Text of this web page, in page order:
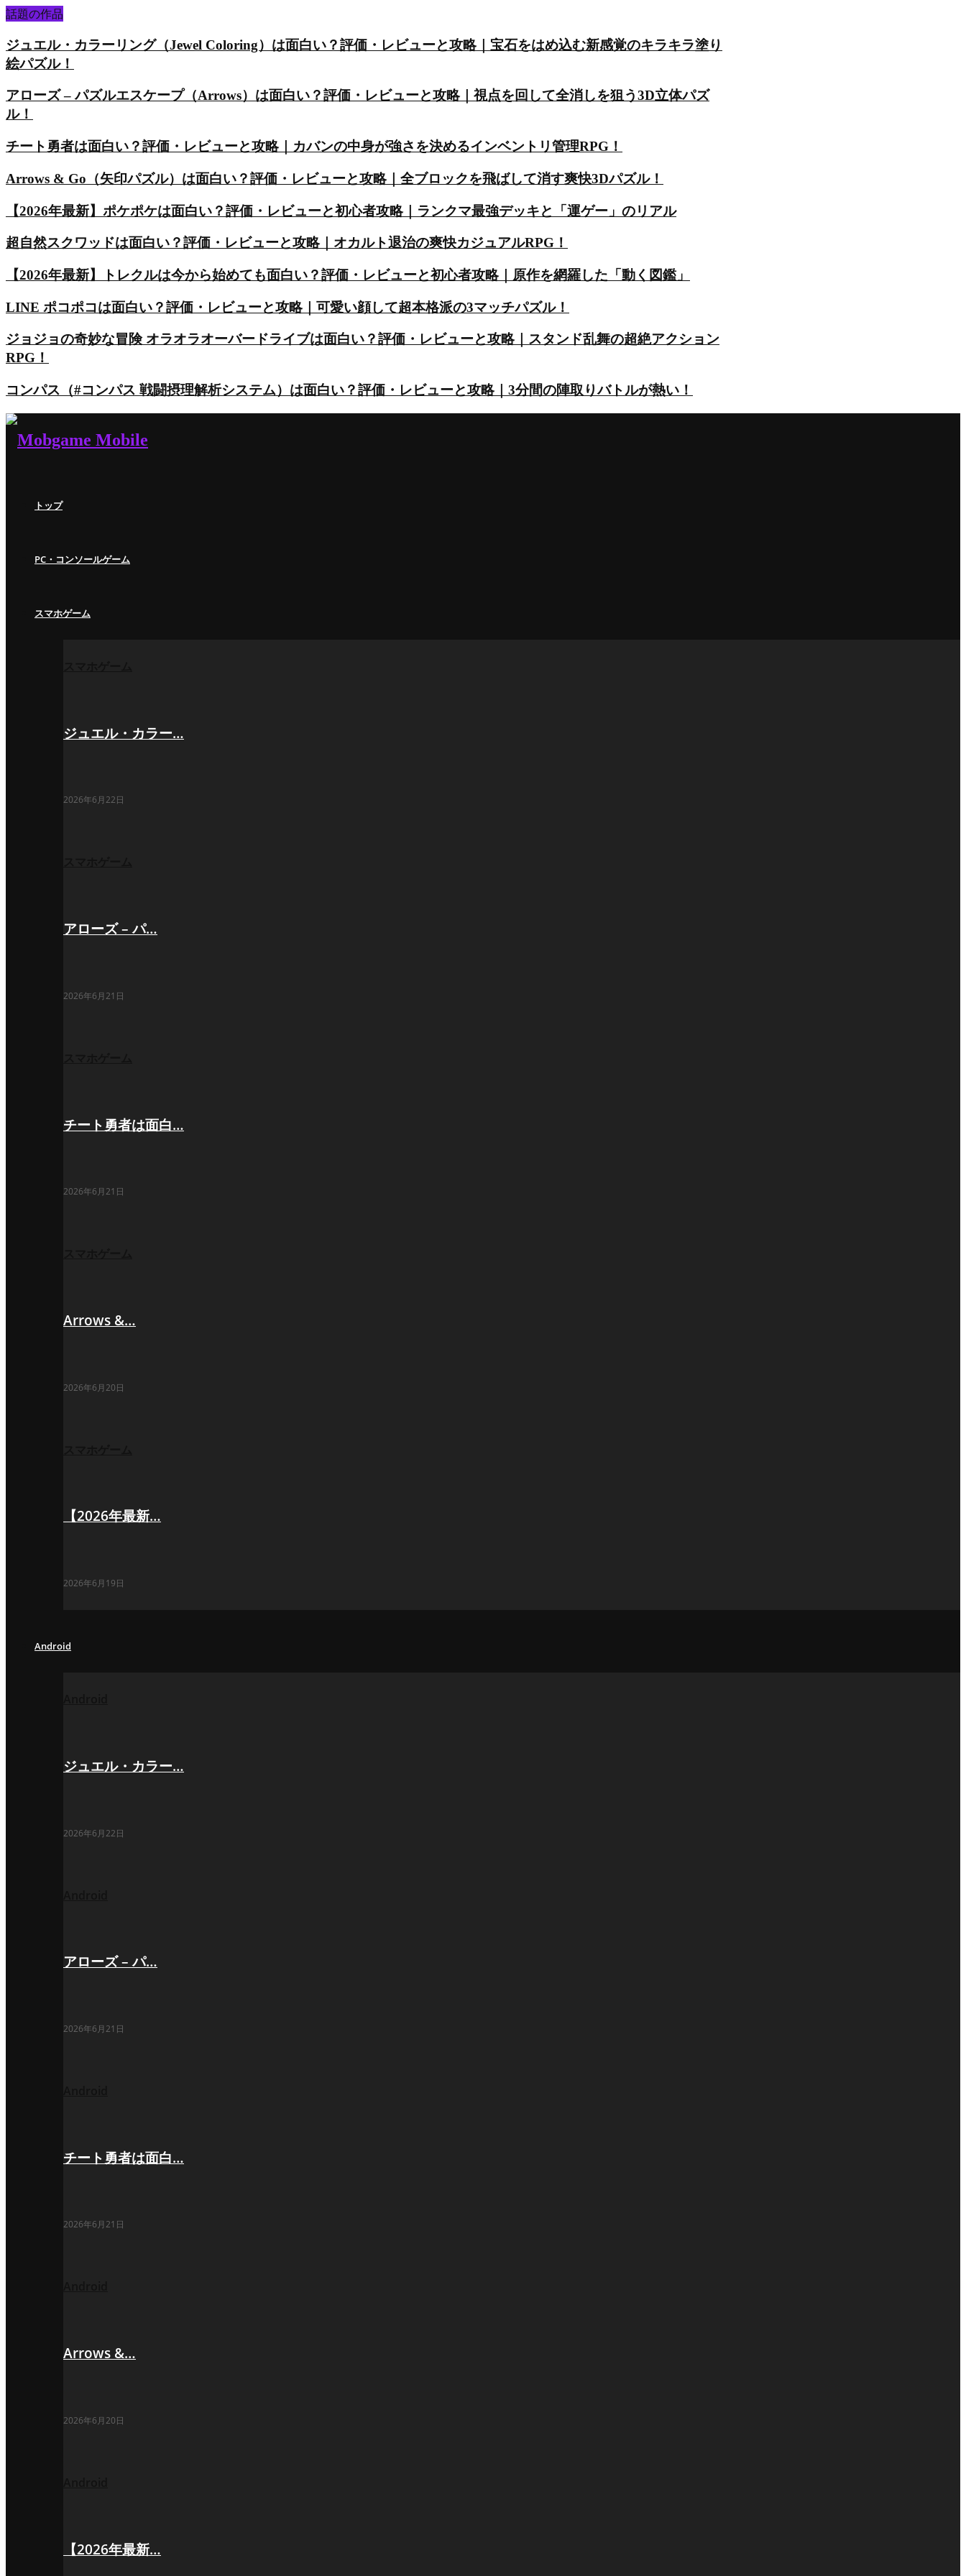
話題の作品
ジュエル・カラーリング（Jewel Coloring）は面白い？評価・レビューと攻略｜宝石をはめ込む新感覚のキラキラ塗り
絵パズル！
アローズ – パズルエスケープ（Arrows）は面白い？評価・レビューと攻略｜視点を回して全消しを狙う3D立体パズ
ル！
チート勇者は面白い？評価・レビューと攻略｜カバンの中身が強さを決めるインベントリ管理RPG！
Arrows & Go（矢印パズル）は面白い？評価・レビューと攻略｜全ブロックを飛ばして消す爽快3Dパズル！
【2026年最新】ポケポケは面白い？評価・レビューと初心者攻略｜ランクマ最強デッキと「運ゲー」のリアル
超自然スクワッドは面白い？評価・レビューと攻略｜オカルト退治の爽快カジュアルRPG！
【2026年最新】トレクルは今から始めても面白い？評価・レビューと初心者攻略｜原作を網羅した「動く図鑑」
LINE ポコポコは面白い？評価・レビューと攻略｜可愛い顔して超本格派の3マッチパズル！
ジョジョの奇妙な冒険 オラオラオーバードライブは面白い？評価・レビューと攻略｜スタンド乱舞の超絶アクション
RPG！
コンパス（#コンパス 戦闘摂理解析システム）は面白い？評価・レビューと攻略｜3分間の陣取りバトルが熱い！
トップ
PC・コンソールゲーム
スマホゲーム
ジュエル・カラー…
2026年6月22日
アローズ – パ…
2026年6月21日
チート勇者は面白…
2026年6月21日
Arrows &…
2026年6月20日
【2026年最新…
2026年6月19日
Android
ジュエル・カラー…
2026年6月22日
アローズ – パ…
2026年6月21日
チート勇者は面白…
2026年6月21日
Arrows &…
2026年6月20日
【2026年最新…